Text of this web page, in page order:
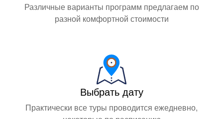
Различные варианты программ предлагаем по
разной комфортной стоимости
Выбрать дату
Практически все туры проводится ежедневно,